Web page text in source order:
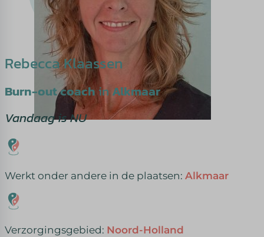
Rebecca Klaassen
Burn-out coach in Alkmaar
Vandaag is NU
Werkt onder andere in de plaatsen: Alkmaar
Verzorgingsgebied: Noord-Holland